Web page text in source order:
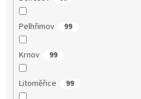
Pelhřimov 99
Krnov 99
Litoměřice 99